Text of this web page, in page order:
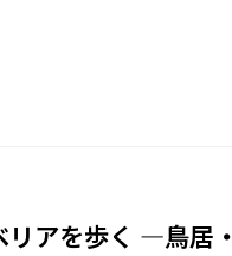
リアを歩く ―鳥居・